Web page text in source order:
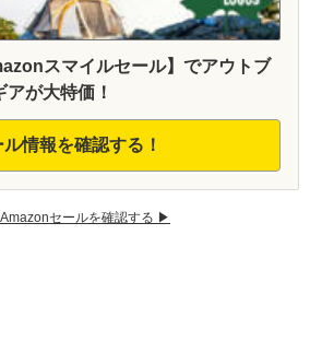
スマイルセール】でアウトブ
が大特価！
ル情報を確認する！
セールを確認する ▶︎